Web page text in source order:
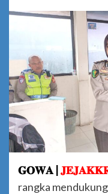
𝐆𝐎𝐖𝐀 |
rangka